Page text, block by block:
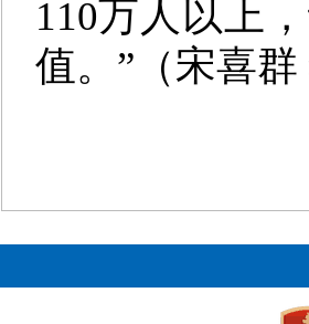
110万人以上
值。”（宋喜